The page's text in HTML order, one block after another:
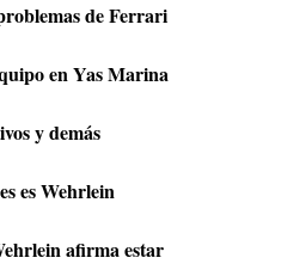
de Ferrari
en Yas Marina
y demás
es Wehrlein
afirma estar